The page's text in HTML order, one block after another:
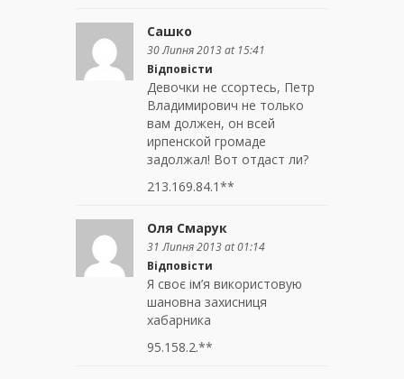
Сашко
30 Липня 2013 at 15:41
Відповісти
Девочки не ссортесь, Петр
Владимирович не только
вам должен, он всей
ирпенской громаде
задолжал! Вот отдаст ли?
213.169.84.1**
Оля Смарук
31 Липня 2013 at 01:14
Відповісти
Я своє ім’я використовую
шановна захисниця
хабарника
95.158.2.**